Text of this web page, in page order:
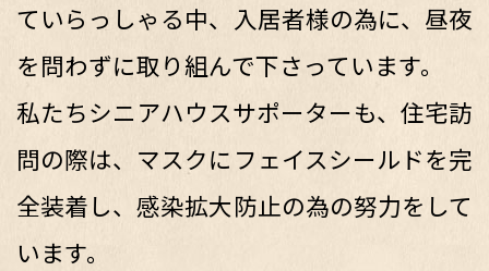
ていらっしゃる中、入居者様の為に、昼夜
を問わずに取り組んで下さっています。
私たちシニアハウスサポーターも、住宅訪
問の際は、マスクにフェイスシールドを完
全装着し、感染拡大防止の為の努力をして
います。